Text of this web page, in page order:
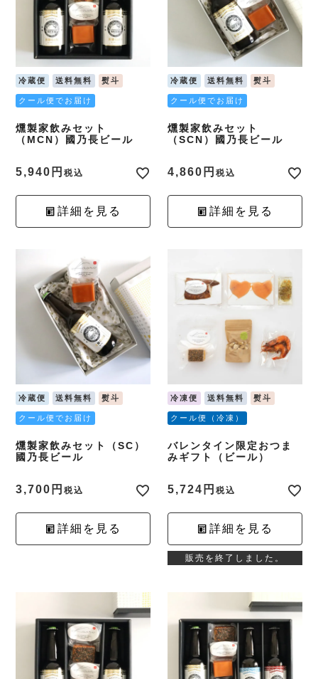
冷蔵便 送料無料 熨斗
クール便でお届け
燻製家飲みセット
（MCN）國乃長ビール
5,940 税込
詳細を見る
冷蔵便 送料無料 熨斗
クール便でお届け
燻製家飲みセット
（SCN）國乃長ビール
4,860 税込
詳細を見る
冷蔵便 送料無料 熨斗
クール便でお届け
燻製家飲みセット（SC）
國乃長ビール
3,700 税込
詳細を見る
冷凍便 送料無料 熨斗
クール便（冷凍）
バレンタイン限定おつま
みギフト（ビール）
5,724 税込
詳細を見る
販売を終了しました。